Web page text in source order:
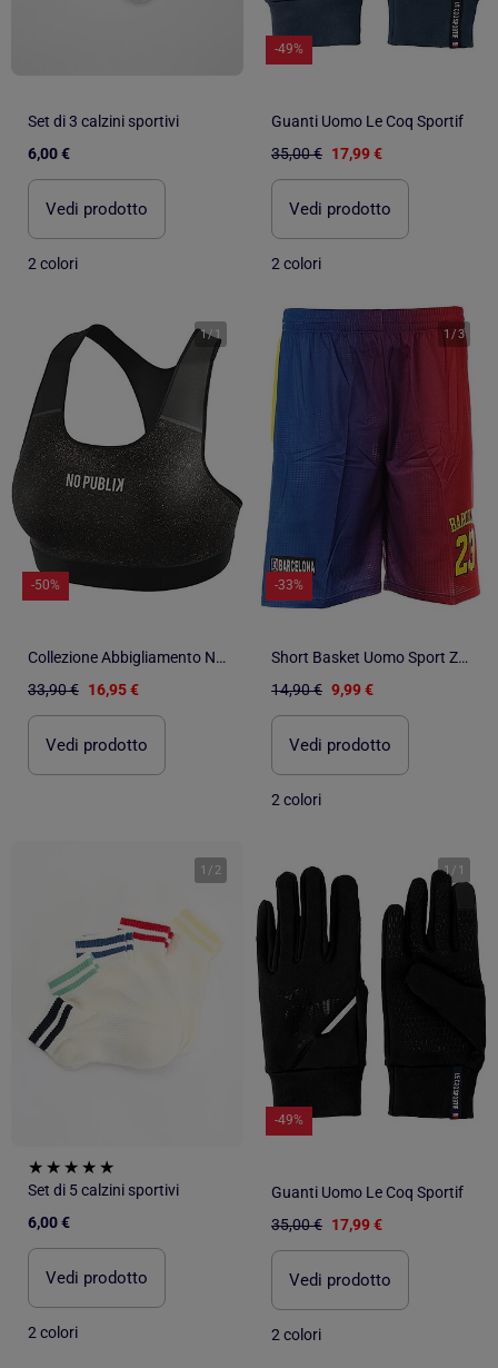
Set di 3 calzini sportivi
6,00 €
Vedi prodotto
2 colori
-49%
Guanti Uomo Le Coq Sportif
35,00 € 17,99 €
Vedi prodotto
2 colori
1/1
-50%
Collezione Abbigliamento No Publik Fitness Sport, Relax e Stile per Donna
33,90 € 16,95 €
Vedi prodotto
1 /3
-33%
Short Basket Uomo Sport Zone 2023/2024
14,90 € 9,99 €
Vedi prodotto
2 colori
1 / 2
Set di 5 calzini sportivi
6,00 €
Vedi prodotto
2 colori
1 / 1
-49%
Guanti Uomo Le Coq Sportif
35,00 € 17,99 €
Vedi prodotto
2 colori